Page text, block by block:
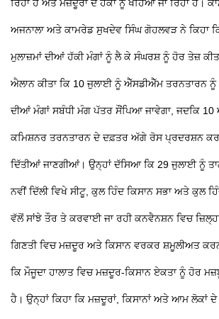
ਰਿਹਾ ਹੈ ਅਤੇ ਮਜ਼ਦੂਰਾਂ ਦੇ ਹੱਕਾਂ ਨੂੰ ਖੋਹਿਆ ਜਾ ਰਿਹਾ ਹੈ।
ਅਜਨਾਲਾ ਅਤੇ ਕਾਮਰੇਡ ਸੁਖਦੇਵ ਸਿੰਘ ਗੋਹਲਵੜ ਨੇ ਕਿਹਾ
ਮੁਲਾਜ਼ਮਾਂ ਦੀਆਂ ਹੱਕੀ ਮੰਗਾਂ ਨੂੰ ਲੈ ਕੇ ਸੰਘਰਸ਼ ਨੂੰ ਹੋਰ ਤੇਜ਼
ਐਲਾਨ ਕੀਤਾ ਕਿ 10 ਜੁਲਾਈ ਨੂੰ ਐੱਸਡੀਐੱਮ ਤਰਨਤਾਰਨ ਨੂੰ
ਦੀਆਂ ਮੰਗਾਂ ਸਬੰਧੀ ਮੰਗ ਪੱਤਰ ਸੌਂਪਿਆ ਜਾਵੇਗਾ, ਜਦਕਿ 10
ਕਮਿਸ਼ਨਰ ਤਰਨਤਾਰਨ ਦੇ ਦਫ਼ਤਰ ਅੱਗੇ ਰੋਸ ਪ੍ਰਦਰਸ਼ਨ
ਦਿੱਤੀਆਂ ਜਾਣਗੀਆਂ। ਉਨ੍ਹਾਂ ਦੱਸਿਆ ਕਿ 29 ਜੁਲਾਈ ਨੂੰ
ਨਵੀਂ ਦਿੱਲੀ ਵਿਖੇ ਸੀਟੂ, ਕੁਲ ਹਿੰਦ ਕਿਸਾਨ ਸਭਾ ਅਤੇ ਕੁਲ
ਵੱਲੋਂ ਸਾਂਝੇ ਤੌਰ ਤੇ ਕਰਵਾਈ ਜਾ ਰਹੀ ਕਨਵੈਨਸ਼ਨ ਵਿਚ
ਗਿਣਤੀ ਵਿਚ ਮਜ਼ਦੂਰ ਅਤੇ ਕਿਸਾਨ ਵਰਕਰ ਸ਼ਮੂਲੀਅਤ
ਕਿ ਮੌਜੂਦਾ ਹਾਲਾਤ ਵਿਚ ਮਜ਼ਦੂਰ-ਕਿਸਾਨ ਏਕਤਾ ਨੂੰ ਹੋਰ
ਹੈ। ਉਨ੍ਹਾਂ ਕਿਹਾ ਕਿ ਮਜ਼ਦੂਰਾਂ, ਕਿਸਾਨਾਂ ਅਤੇ ਆਮ ਲੋਕਾਂ ਦੇ